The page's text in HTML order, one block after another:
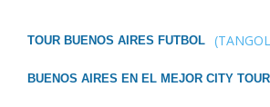
TOUR BUENOS AIRES FUTBOL
BUENOS AIRES EN EL MEJOR CITY